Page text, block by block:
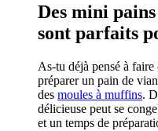
Des mini
sont parfaits
As-tu déjà pensé à
préparer un pain de
des moules à muffins.
délicieuse peut se
et un temps de